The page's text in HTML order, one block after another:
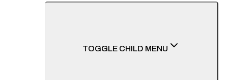
TOGGLE CHILD MENU